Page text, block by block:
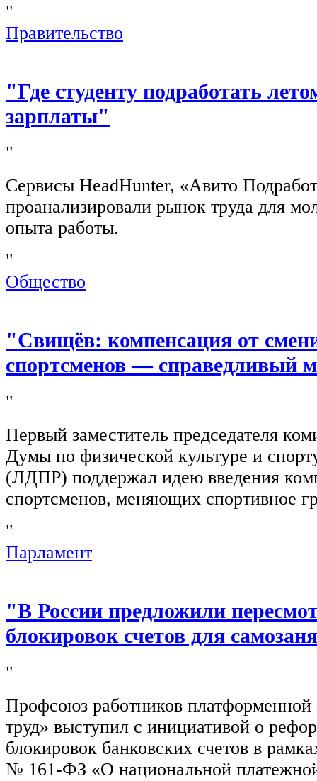
"
Правительство
"Где студенту подработать
зарплаты"
"
Сервисы HeadHunter, «Авито
проанализировали рынок труда для
опыта работы.
"
Общество
"Свищёв: компенсация от
спортсменов — справедливый
"
Первый заместитель председателя
Думы по физической культуре и
(ЛДПР) поддержал идею введения
спортсменов, меняющих спортивное
"
Парламент
"В России предложили
блокировок счетов для
"
Профсоюз работников
труд» выступил с инициативой о
блокировок банковских счетов в
№ 161-ФЗ «О национальной